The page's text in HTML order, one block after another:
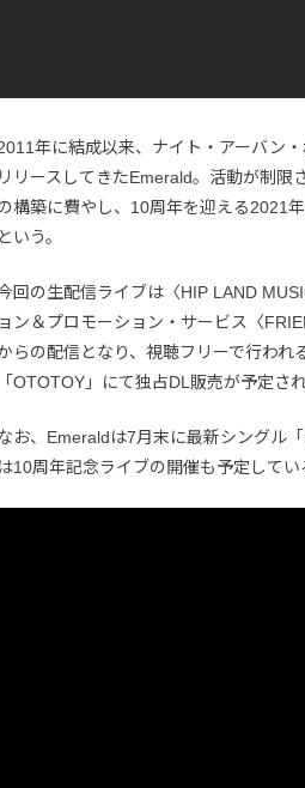
年に結成以来、ナイト・アーバン
リリースしてきたEmerald。活動が制限
構築に費やし、10周年を迎える2021
という。
回の生配信ライブは〈HIP LAND
ョン＆プロモーション・サービス〈
らの配信となり、視聴フリーで行わ
「OTOTOY」にて独占DL販売が予定さ
お、Emeraldは7月末に最新シングル
は10周年記念ライブの開催も予定してい